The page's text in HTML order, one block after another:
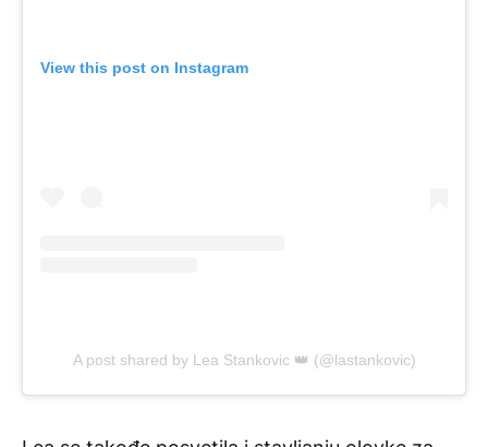
View this post on Instagram
A post shared by Lea Stankovic 👑 (@lastankovic)